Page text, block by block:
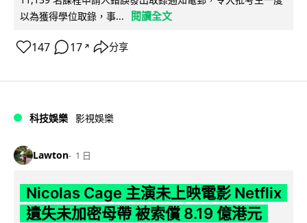
以為獲得學位取錄，事...
閱讀全文
147 17 ↗ 分享
科技娛樂 影視娛樂
Lawton 1 日
Nicolas Cage 主演未上映電影 Netflix
遺失未加密母帶 被索償 8.19 億港元